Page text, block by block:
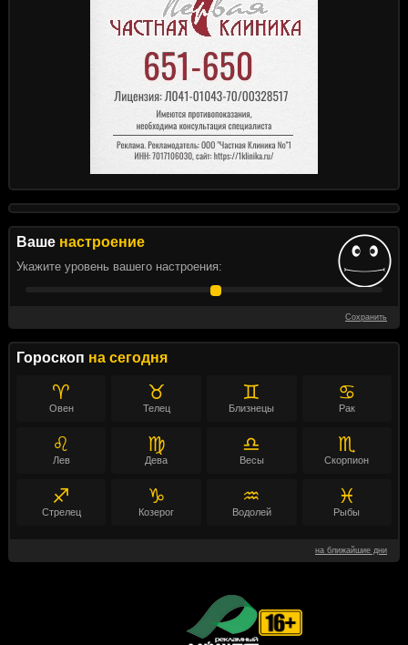
Ваше настроение
Укажите уровень вашего настроения:
Сохранить
Гороскоп на сегодня
♈
Овен
♉
Телец
♊
Близнецы
♋
Рак
♌
Лев
♍
Дева
♎
Весы
♏
Скорпион
♐
Стрелец
♑
Козерог
♒
Водолей
♓
Рыбы
на ближайшие дни